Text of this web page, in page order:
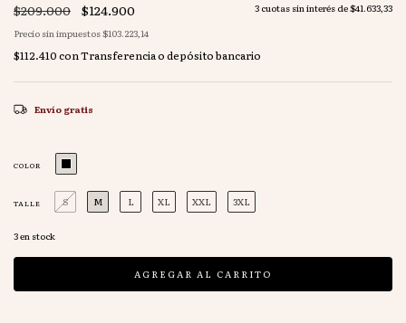
$209.000 $124.900 3 cuotas sin interés de$41.633,33
Precio sin impuestos$103.223,14
$112.410conTransferencia o depósito bancario
Envío gratis
COLOR
TALLE S M L XL XXL 3XL
3en stock